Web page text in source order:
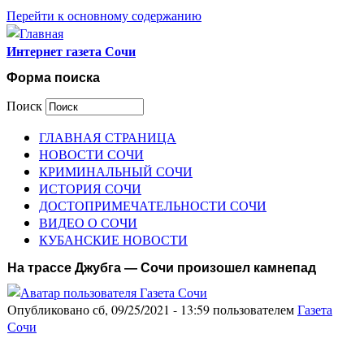
Перейти к основному содержанию
Интернет газета Сочи
Форма поиска
Поиск
ГЛАВНАЯ СТРАНИЦА
НОВОСТИ СОЧИ
КРИМИНАЛЬНЫЙ СОЧИ
ИСТОРИЯ СОЧИ
ДОСТОПРИМЕЧАТЕЛЬНОСТИ СОЧИ
ВИДЕО О СОЧИ
КУБАНСКИЕ НОВОСТИ
На трассе Джубга — Сочи произошел камнепад
Опубликовано сб, 09/25/2021 - 13:59 пользователемГазета
Сочи